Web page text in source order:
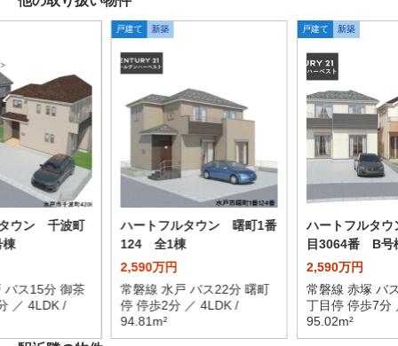
ウン 千波町
バス15分 御茶
／ 4LDK /
戸建て 新築
ハートフルタウン 曙町1番
124 全1棟
2,590万円
常磐線 水戸 バス22分 曙町
停 停歩2分 ／ 4LDK /
94.81m²
戸建て 新築
ハートフルタ
目3064番 B号
2,590万円
常磐線 赤塚 バ
丁目停 停歩7分
95.02m²